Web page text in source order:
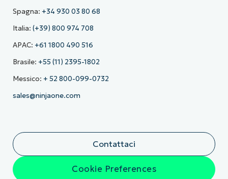
Spagna: +34 930 03 80 68
Italia: (+39) 800 974 708
APAC: +61 1800 490 516
Brasile: +55 (11) 2395-1802
Messico: + 52 800-099-0732
sales@ninjaone.com
Contattaci
Cookie Preferences